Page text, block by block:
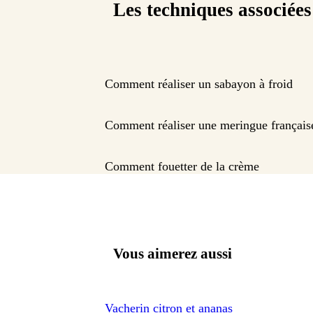
Les techniques associées
Comment réaliser un sabayon à froid
Comment réaliser une meringue
Comment fouetter de la crème
Vous aimerez aussi
Vacherin citron et ananas